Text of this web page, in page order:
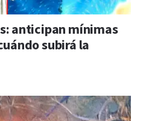
anticipan mínimas
subirá la